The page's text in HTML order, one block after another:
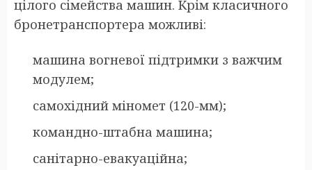
цілого сімейства машин. Крім класичного
бронетранспортера можливі:
машина вогневої підтримки з важчим
модулем;
самохідний міномет (120-мм);
командно-штабна машина;
санітарно-евакуаційна;